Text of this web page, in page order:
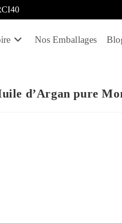
Nos Emballages
d’Argan pure